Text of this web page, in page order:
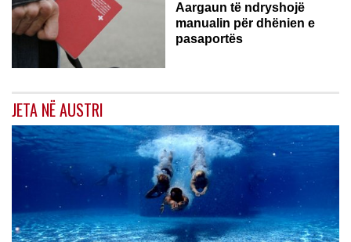
Aargaun të ndryshojë
manualin për dhënien e
pasaportës
JETA NË AUSTRI